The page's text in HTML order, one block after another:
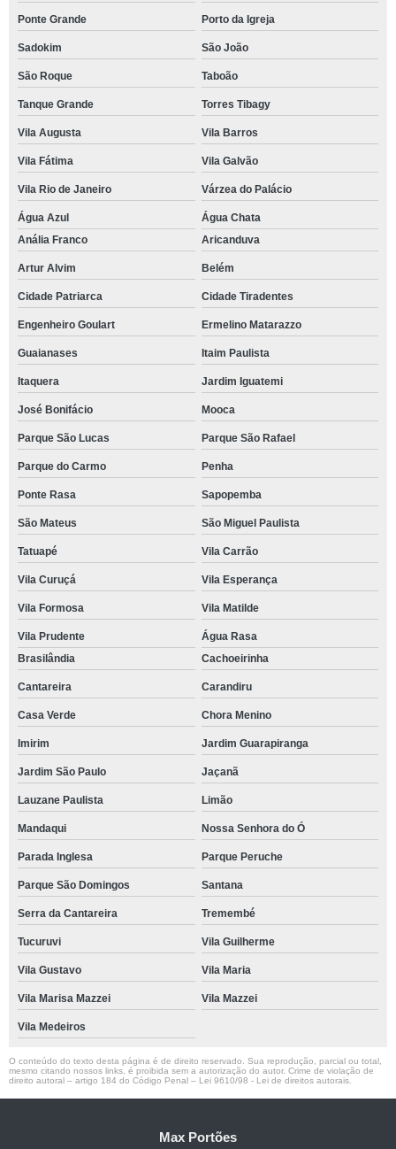
Ponte Grande Porto da Igreja
Sadokim São João
São Roque Taboão
Tanque Grande Torres Tibagy
Vila Augusta Vila Barros
Vila Fátima Vila Galvão
Vila Rio de Janeiro Várzea do Palácio
Água Azul
Água Chata
Anália Franco
Aricanduva
Artur Alvim Belém
Cidade Patriarca Cidade Tiradentes
Engenheiro Goulart Ermelino Matarazzo
Guaianases Itaim Paulista
Itaquera Jardim Iguatemi
José Bonifácio Mooca
Parque São Lucas Parque São Rafael
Parque do Carmo Penha
Ponte Rasa Sapopemba
São Mateus São Miguel Paulista
Tatuapé Vila Carrão
Vila Curuçá Vila Esperança
Vila Formosa Vila Matilde
Vila Prudente
Água Rasa
Brasilândia
Cachoeirinha
Cantareira Carandiru
Casa Verde Chora Menino
Imirim Jardim Guarapiranga
Jardim São Paulo Jaçanã
Lauzane Paulista Limão
Mandaqui Nossa Senhora do Ó
Parada Inglesa Parque Peruche
Parque São Domingos Santana
Serra da Cantareira Tremembé
Tucuruvi Vila Guilherme
Vila Gustavo Vila Maria
Vila Marisa Mazzei Vila Mazzei
Vila Medeiros
O conteúdo do texto desta página é de direito reservado. Sua reprodução, parcial ou total,
mesmo citando nossos links, é proibida sem a autorização do autor. Crime de violação de
direito autoral – artigo 184 do Código Penal – Lei 9610/98 - Lei de direitos autorais
Max Portões